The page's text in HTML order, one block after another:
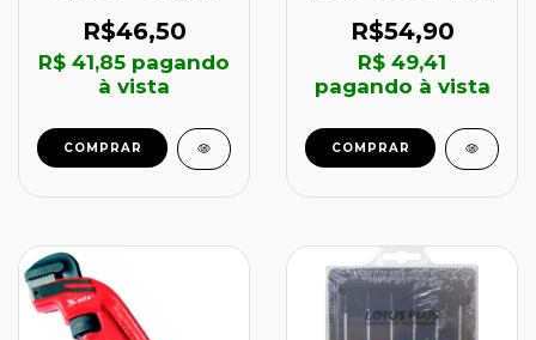
R$46,50
R$ 41,85 pagando
à vista
COMPRAR
R$54,90
R$ 49,41
pagando à vista
COMPRAR